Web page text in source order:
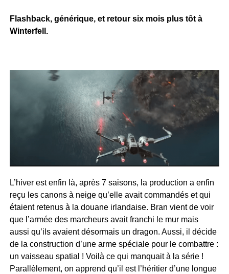
Flashback, générique, et retour six mois plus tôt à
Winterfell.
L’hiver est enfin là, après 7 saisons, la production a enfin
reçu les canons à neige qu’elle avait commandés et qui
étaient retenus à la douane irlandaise. Bran vient de voir
que l’armée des marcheurs avait franchi le mur mais
aussi qu’ils avaient désormais un dragon. Aussi, il décide
de la construction d’une arme spéciale pour le combattre :
un vaisseau spatial ! Voilà ce qui manquait à la série !
Parallèlement, on apprend qu’il est l’héritier d’une longue